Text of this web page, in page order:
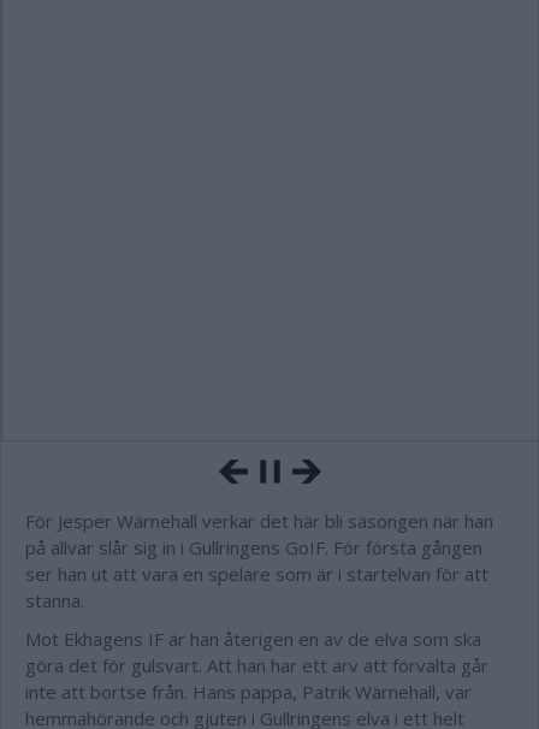
För Jesper Wärnehall verkar det här bli säsongen när han
på allvar slår sig in i Gullringens GoIF. För första gången
ser han ut att vara en spelare som är i startelvan för att
stanna.
Mot Ekhagens IF är han återigen en av de elva som ska
göra det för gulsvart. Att han har ett arv att förvalta går
inte att bortse från. Hans pappa, Patrik Wärnehall, var
hemmahörande och gjuten i Gullringens elva i ett helt